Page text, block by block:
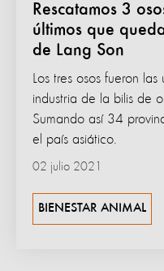
Rescatamos 3
últimos que
de Lang Son
Los tres osos fueron
industria de la bilis de
Sumando así 34
el país asiático.
02 julio 2021
BIENESTAR ANIMAL